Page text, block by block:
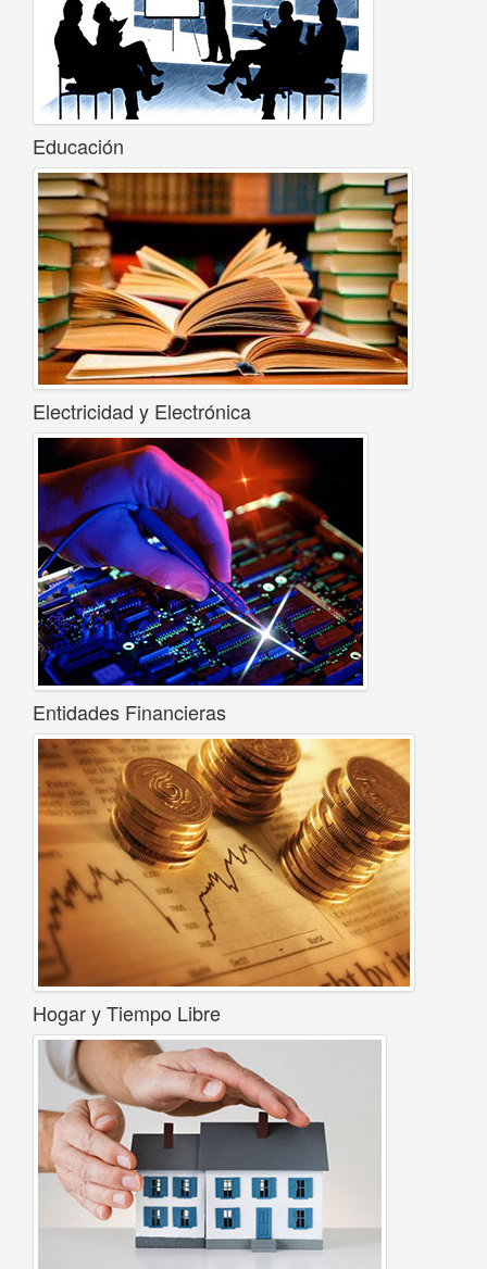
Educación
Electricidad y Electrónica
Entidades Financieras
Hogar y Tiempo Libre